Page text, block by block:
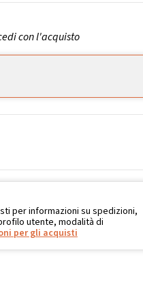
con l'acquisto
per informazioni su spedizioni,
utente, modalità di
per gli acquisti